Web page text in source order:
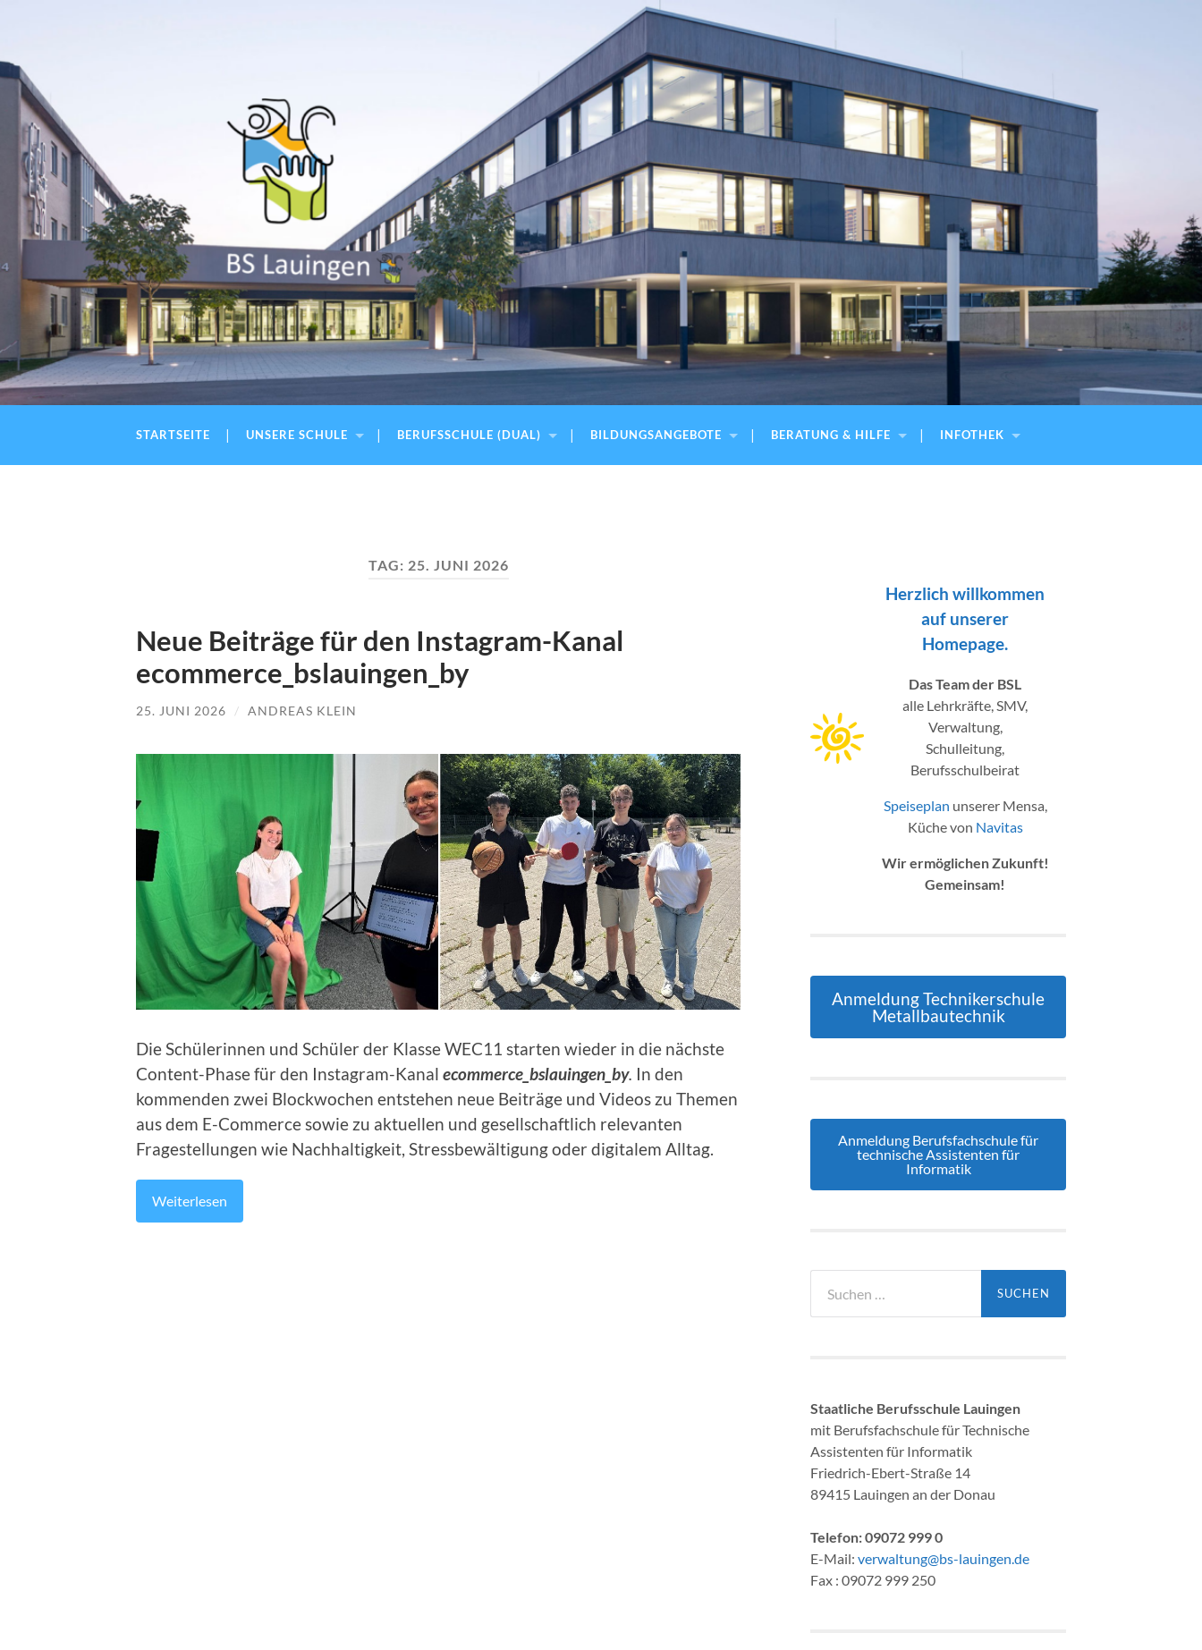
BS
STARTSEITE UNSERE SCHULE BERUFSSCHULE (DUAL) BILDUNGSANGEBOTE BERATUNG & HILFE INFOTHEK
TAG: 25. JUNI 2026
Neue Beiträge für den Instagram-Kanal
ecommerce_bslauingen_by
25. JUNI 2026 / ANDREAS KLEIN
Die Schülerinnen und Schüler der Klasse WEC11 starten wieder in die nächste
Content-Phase für den Instagram-Kanal ecommerce_bslauingen_by. In den
kommenden zwei Blockwochen entstehen neue Beiträge und Videos zu Themen
aus dem E-Commerce sowie zu aktuellen und gesellschaftlich relevanten
Fragestellungen wie Nachhaltigkeit, Stressbewältigung oder digitalem Alltag.
Weiterlesen
Herzlich willkommen
auf unserer
Homepage.
Das Team der BSL
alle Lehrkräfte, SMV,
Verwaltung,
Schulleitung,
Berufsschulbeirat
Speiseplan unserer Mensa,
Küche von Navitas
Wir ermöglichen Zukunft!
Gemeinsam!
Anmeldung Technikerschule
Metallbautechnik
Anmeldung Berufsfachschule für
technische Assistenten für
Informatik
nach:
Staatliche Berufsschule Lauingen
mit Berufsfachschule für Technische
Assistenten für Informatik
Friedrich-Ebert-Straße 14
89415 Lauingen an der Donau
Telefon: 09072 999 0
E-Mail: verwaltung@bs-lauingen.de
Fax : 09072 999 250